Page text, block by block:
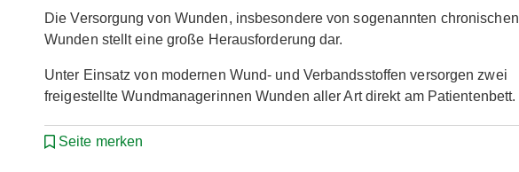
Die Versorgung von Wunden, insbesondere von sogenannten chronischen
Wunden stellt eine große Herausforderung dar.
Unter Einsatz von modernen Wund- und Verbandsstoffen versorgen zwei
freigestellte Wundmanagerinnen Wunden aller Art direkt am Patientenbett.
Seite merken